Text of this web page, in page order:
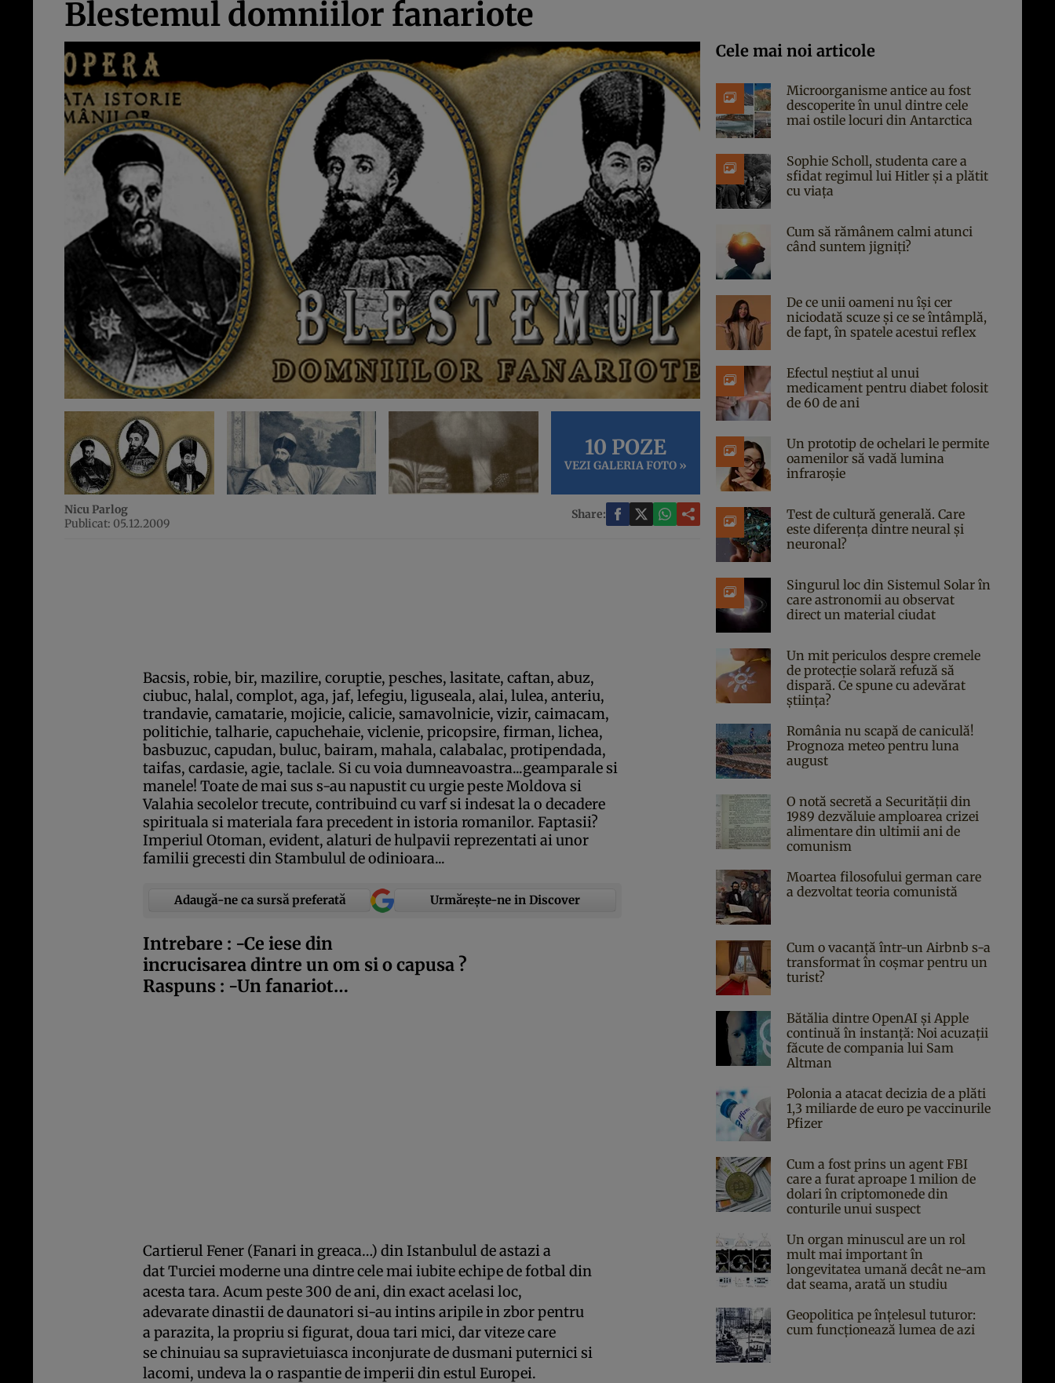
Blestemul domniilor fanariote
10 POZE
VEZI GALERIA FOTO »
Nicu Parlog
Publicat: 05.12.2009
Share:
Bacsis, robie, bir, mazilire, coruptie, pesches, lasitate, caftan, abuz,
ciubuc, halal, complot, aga, jaf, lefegiu, liguseala, alai, lulea, anteriu,
trandavie, camatarie, mojicie, calicie, samavolnicie, vizir, caimacam,
politichie, talharie, capuchehaie, viclenie, pricopsire, firman, lichea,
basbuzuc, capudan, buluc, bairam, mahala, calabalac, protipendada,
taifas, cardasie, agie, taclale. Si cu voia dumneavoastra...geamparale si
manele! Toate de mai sus s-au napustit cu urgie peste Moldova si
Valahia secolelor trecute, contribuind cu varf si indesat la o decadere
spirituala si materiala fara precedent in istoria romanilor. Faptasii?
Imperiul Otoman, evident, alaturi de hulpavii reprezentati ai unor
familii grecesti din Stambulul de odinioara...
Adaugă-ne ca sursă preferată Urmărește-ne in Discover
Intrebare : -Ce iese din
incrucisarea dintre un om si o capusa ?
Raspuns : -Un fanariot…
Cartierul Fener (Fanari in greaca…) din Istanbulul de astazi a
dat Turciei moderne una dintre cele mai iubite echipe de fotbal din
acesta tara. Acum peste 300 de ani, din exact acelasi loc,
adevarate dinastii de daunatori si-au intins aripile in zbor pentru
a parazita, la propriu si figurat, doua tari mici, dar viteze care
se chinuiau sa supravietuiasca inconjurate de dusmani puternici si
lacomi, undeva la o raspantie de imperii din estul Europei.
Cele mai noi articole
Microorganisme antice au fost
descoperite în unul dintre cele
mai ostile locuri din Antarctica
Sophie Scholl, studenta care a
sfidat regimul lui Hitler și a plătit
cu viața
Cum să rămânem calmi atunci
când suntem jigniți?
De ce unii oameni nu își cer
niciodată scuze și ce se întâmplă,
de fapt, în spatele acestui reflex
Efectul neștiut al unui
medicament pentru diabet folosit
de 60 de ani
Un prototip de ochelari le permite
oamenilor să vadă lumina
infraroșie
Test de cultură generală. Care
este diferența dintre neural și
neuronal?
Singurul loc din Sistemul Solar în
care astronomii au observat
direct un material ciudat
Un mit periculos despre cremele
de protecție solară refuză să
dispară. Ce spune cu adevărat
știința?
România nu scapă de caniculă!
Prognoza meteo pentru luna
august
O notă secretă a Securității din
1989 dezvăluie amploarea crizei
alimentare din ultimii ani de
comunism
Moartea filosofului german care
a dezvoltat teoria comunistă
Cum o vacanță într-un Airbnb s-a
transformat în coșmar pentru un
turist?
Bătălia dintre OpenAI și Apple
continuă în instanță: Noi acuzații
făcute de compania lui Sam
Altman
Polonia a atacat decizia de a plăti
1,3 miliarde de euro pe vaccinurile
Pfizer
Cum a fost prins un agent FBI
care a furat aproape 1 milion de
dolari în criptomonede din
conturile unui suspect
Un organ minuscul are un rol
mult mai important în
longevitatea umană decât ne-am
dat seama, arată un studiu
Geopolitica pe înțelesul tuturor:
cum funcționează lumea de azi